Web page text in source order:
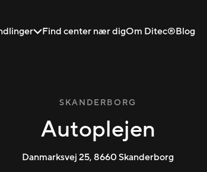
Find center nær digOm Ditec®Blog
SKANDERBORG
Autoplejen
Danmarksvej 25, 8660Skanderborg